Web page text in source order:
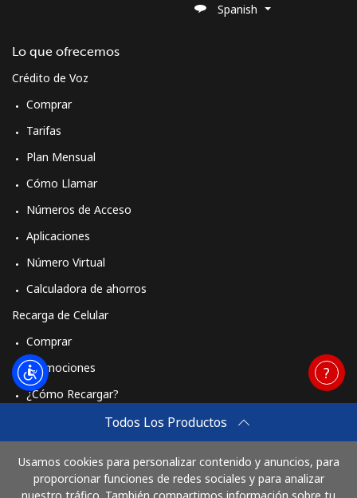
Todos Los Productos
Usamos cookies para personalizar contenido y anuncios, para
proporcionar funciones de redes sociales y para analizar
Lo que ofrecemos
Crédito de Voz
Comprar
Tarifas
Plan Mensual
Cómo Llamar
Números de Acceso
Aplicaciones
Número Virtual
Calculadora de ahorros
Recarga de Celular
Comprar
Promociones
¿Cómo Recargar?
Cómo funciona
Spanish